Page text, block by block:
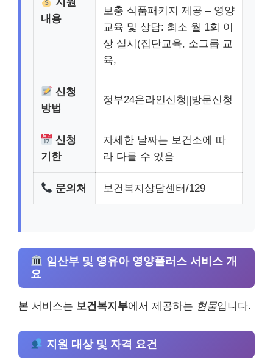
내용
보충 식품패키지 제공 – 영양
교육 및 상담: 최소 월 1회 이
상 실시(집단교육, 소그룹 교
육,
신청
방법
정부24온라인신청||방문신청
신청
기한
자세한 날짜는 보건소에 따
라 다를 수 있음
문의처 보건복지상담센터/129
임산부 및 영유아 영양플러스 서비스 개
요
본 서비스는 보건복지부에서 제공하는 현물입니다.
지원 대상 및 자격 요건